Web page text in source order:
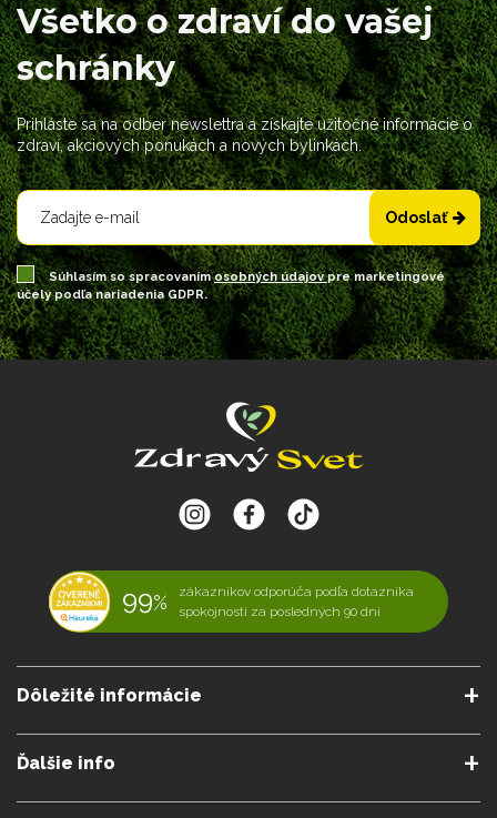
Všetko o zdraví do vašej
schránky
Prihláste sa na odber newslettra a získajte užitočné informácie o
zdraví, akciových ponukách a nových bylinkách.
Odoslať
Súhlasím so spracovanímosobných údajovpre marketingové
účely podľa nariadenia GDPR.
99%
zákazníkov odporúča podľa dotazníka
spokojnosti za posledných 90 dní
Dôležité informácie
Ďalšie info